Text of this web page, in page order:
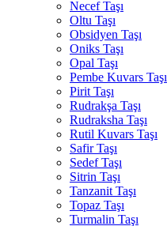
Necef Taşı
Oltu Taşı
Obsidyen Taşı
Oniks Taşı
Opal Taşı
Pembe Kuvars Taşı
Pirit Taşı
Rudrakşa Taşı
Rudraksha Taşı
Rutil Kuvars Taşı
Safir Taşı
Sedef Taşı
Sitrin Taşı
Tanzanit Taşı
Topaz Taşı
Turmalin Taşı